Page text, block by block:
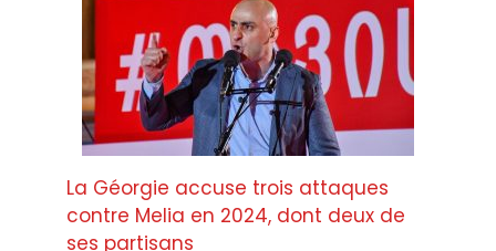
La Géorgie accuse trois attaques
contre Melia en 2024, dont deux de
ses partisans